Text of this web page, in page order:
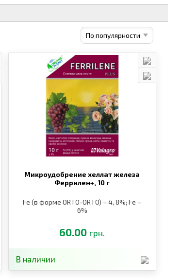
Микроудобрение хеллат железа
Феррилен+,10 г
Fe (в форме ORTO-ORTO) – 4, 8%; Fe –
6%
60.00 грн.
В наличии